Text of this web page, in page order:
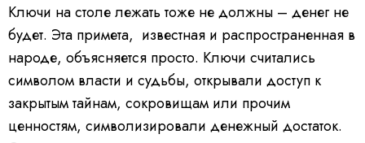
Ключи на столе лежать тоже не должны – денег не
будет. Эта примета, известная и распространенная в
народе, объясняется просто. Ключи считались
символом власти и судьбы, открывали доступ к
закрытым тайнам, сокровищам или прочим
ценностям, символизировали денежный достаток.